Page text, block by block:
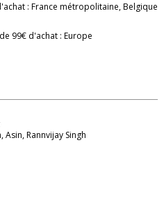
: France métropolitaine, Belgique
99€ d'achat : Europe
Asin, Rannvijay Singh